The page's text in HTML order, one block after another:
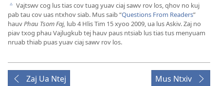
c Vajtswv cog lus tias cov tuag yuav ciaj sawv rov los, qhov no kuj
pab tau cov uas ntxhov siab. Mus saib “Questions From Readers”
hauv Phau Tsom Faj, lub 4 Hlis Tim 15 xyoo 2009, ua lus Askiv. Zaj no
piav txog phau Vajlugkub tej hauv paus ntsiab lus tias tus menyuam
nruab thiab puas yuav ciaj sawv rov los.
Zaj Ua Ntej Mus Ntxiv